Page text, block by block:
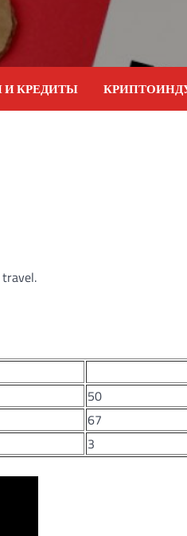
И КРЕДИТЫ
50
67
3